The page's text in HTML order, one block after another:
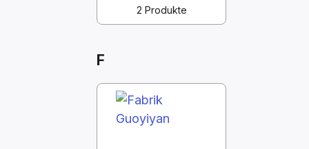
2 Produkte
F